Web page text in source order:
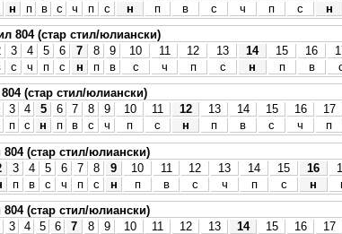
н п в с ч п с н п в с ч п с н
804 (стар стил/юлиански)
3 4 5 6 7 8 9 10 11 12 13 14 15 16
с ч п с н п в с ч п с н п в
(стар стил/юлиански)
3 4 5 6 7 8 9 10 11 12 13 14 15 16 17
п с н п в с ч п с н п в с ч п
(стар стил/юлиански)
3 4 5 6 7 8 9 10 11 12 13 14 15 16
п в с ч п с н п в с ч п с н
(стар стил/юлиански)
3 4 5 6 7 8 9 10 11 12 13 14 15 16 17